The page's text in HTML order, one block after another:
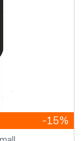
-15%